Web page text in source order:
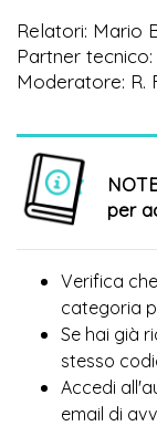
Relatori: Mario
Partner tecnico:
Moderatore: R.
per
Verifica
categoria
Se hai già
stesso
Accedi
email di